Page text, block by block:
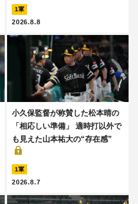
1軍
2026.8.8
小久保監督が称賛した松本晴の
「相応しい準備」 適時打以外で
も見えた山本祐大の“存在感”
1軍
2026.8.7